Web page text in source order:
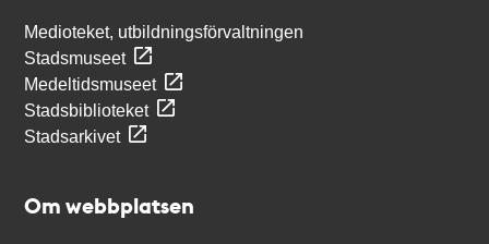
Medioteket, utbildningsförvaltningen
Stadsmuseet
Medeltidsmuseet
Stadsbiblioteket
Stadsarkivet
Om webbplatsen